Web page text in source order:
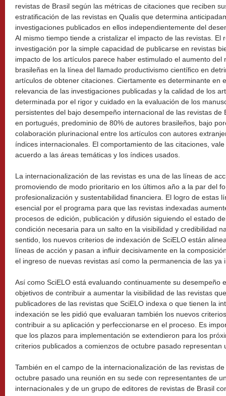
revistas de Brasil según las métricas de citaciones que reciben
estratificación de las revistas en Qualis que determina
investigaciones publicados en ellos independientemente del
Al mismo tiempo tiende a cristalizar el impacto de las revistas. El
investigación por la simple capacidad de publicarse en revistas
impacto de los artículos parece haber estimulado el aumento del
brasileñas en la línea del llamado productivismo científico en
artículos de obtener citaciones. Ciertamente es determinante en
relevancia de las investigaciones publicadas y la calidad de los
determinada por el rigor y cuidado en la evaluación de los
persistentes del bajo desempeño internacional de las revistas de
en portugués, predominio de 80% de autores brasileños, bajo
colaboración plurinacional entre los artículos con autores
índices internacionales. El comportamiento de las citaciones,
acuerdo a las áreas temáticas y los índices usados.
La internacionalización de las revistas es una de las líneas de
promoviendo de modo prioritario en los últimos año a la par del
profesionalización y sustentabilidad financiera. El logro de estas
esencial por el programa para que las revistas indexadas
procesos de edición, publicación y difusión siguiendo el estado
condición necesaria para un salto en la visibilidad y credibilidad
sentido, los nuevos criterios de indexación de SciELO están
líneas de acción y pasan a influir decisivamente en la
el ingreso de nuevas revistas así como la permanencia de las ya
Así como SciELO está evaluando continuamente su desempeño
objetivos de contribuir a aumentar la visibilidad de las revistas
publicadores de las revistas que SciELO indexa o que tienen la
indexación se les pidió que evaluaran también los nuevos
contribuir a su aplicación y perfeccionarse en el proceso. Es
que los plazos para implementación se extendieron para los
criterios publicados a comienzos de octubre pasado
También en el campo de la internacionalización de las revistas
octubre pasado una reunión en su sede con representantes de
internacionales y de un grupo de editores de revistas de Brasil